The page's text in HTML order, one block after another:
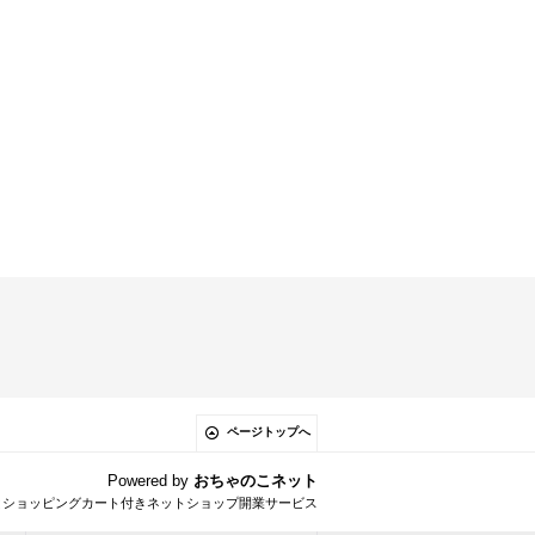
ページトップへ
Powered by おちゃのこネット
ョッピングカート付きネットショップ開業サービス